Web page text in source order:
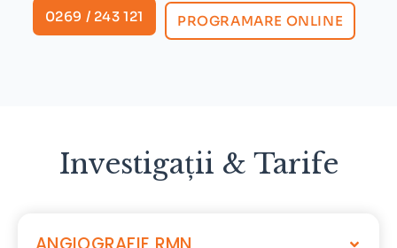
0269 / 243 121 PROGRAMARE ONLINE
Investigații & Tarife